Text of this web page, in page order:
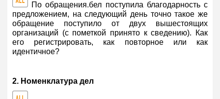
По обращения.бел поступила благодарность с
предложением, на следующий день точно такое же
обращение поступило от двух вышестоящих
организаций (с пометкой принято к сведению). Как
его регистрировать, как повторное или как
идентичное?
2. Номенклатура дел